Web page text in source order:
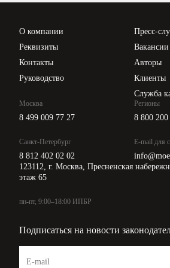
О компании
Реквизиты
Контакты
Руководство
Пресс-
Вакансии
Авторы
Клиенты
Служба
Москва
8 499 009 77 27
Санкт-Петербург
8 812 402 02 02
Регионы
8 800
E-mail для
123112, г. Москва, Пресненская
этаж 65
пн-пт, 9:00–18:00 ИПБР
Подписаться на новости